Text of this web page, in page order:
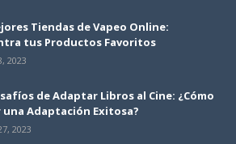
Tiendas de Vapeo Online:
tus Productos Favoritos
2023
de Adaptar Libros al Cine: ¿Cómo
una Adaptación Exitosa?
2023